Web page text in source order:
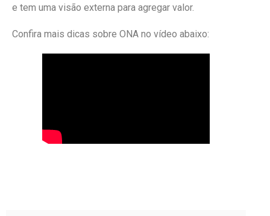
e tem uma visão externa para agregar valor.
Confira mais dicas sobre ONA no vídeo abaixo: